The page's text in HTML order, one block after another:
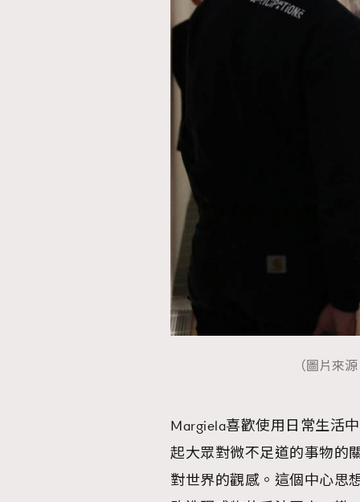
本人已詳閱並同意遵守本文列明條款及細則。 請
公司的私隱政策聲明。
本人願意接收新傳媒集團的最新消息及其他宣
本人的個人資料於任何推廣用途。
（圖片來
Margiela喜歡使用日常生活
起大眾對微不足道的事物的
對世界的觀感。這個中心思